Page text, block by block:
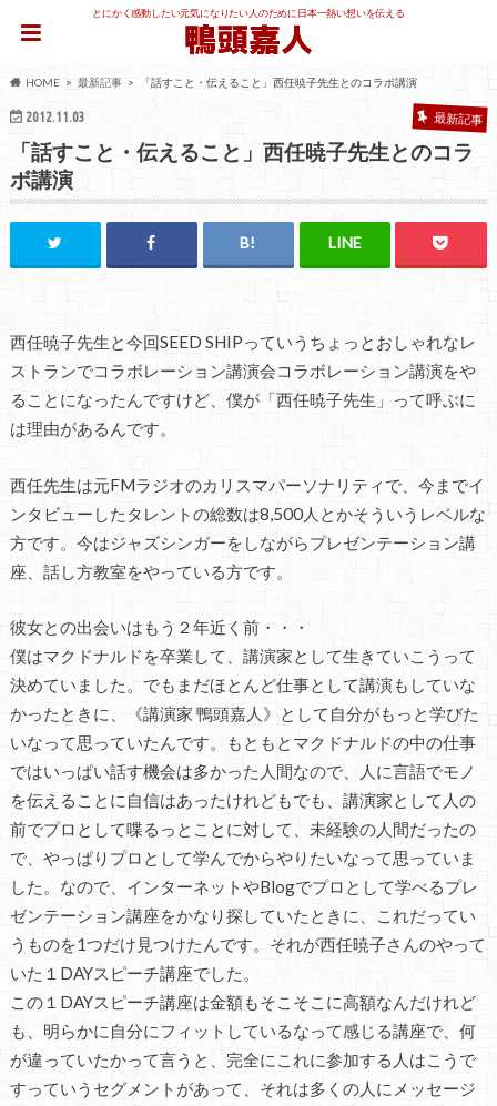
とにかく感動したい元気になりたい人のために日本一熱い想いを伝える
HOME 最新記事 「話すこと・伝えること」西任暁子先生とのコラボ講演
2012.11.03 最新記事
「話すこと・伝えること」西任暁子先生とのコラ
ボ講演
西任暁子先生と今回SEED SHIPっていうちょっとおしゃれなレ
ストランでコラボレーション講演会コラボレーション講演をや
ることになったんですけど、僕が「西任暁子先生」って呼ぶに
は理由があるんです。
西任先生は元FMラジオのカリスマパーソナリティで、今までイ
ンタビューしたタレントの総数は8,500人とかそういうレベルな
方です。今はジャズシンガーをしながらプレゼンテーション講
座、話し方教室をやっている方です。
彼女との出会いはもう２年近く前・・・
僕はマクドナルドを卒業して、講演家として生きていこうって
決めていました。でもまだほとんど仕事として講演もしていな
かったときに、《講演家 鴨頭嘉人》として自分がもっと学びた
いなって思っていたんです。もともとマクドナルドの中の仕事
ではいっぱい話す機会は多かった人間なので、人に言語でモノ
を伝えることに自信はあったけれどもでも、講演家として人の
前でプロとして喋るっとことに対して、未経験の人間だったの
で、やっぱりプロとして学んでからやりたいなって思っていま
した。なので、インターネットやBlogでプロとして学べるプレ
ゼンテーション講座をかなり探していたときに、これだってい
うものを1つだけ見つけたんです。それが西任暁子さんのやって
いた１DAYスピーチ講座でした。
この１DAYスピーチ講座は金額もそこそこに高額なんだけれど
も、明らかに自分にフィットしているなって感じる講座で、何
が違っていたかって言うと、完全にこれに参加する人はこうで
すっていうセグメントがあって、それは多くの人にメッセージ